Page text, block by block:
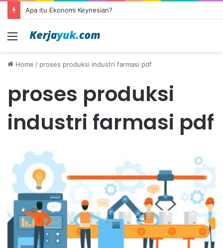
Apa itu Ekonomi Keynesian?
Menu
Home / proses produksi industri farmasi pdf
proses produksi
industri farmasi pdf